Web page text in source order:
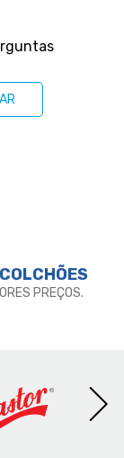
COLCHÕES
PREÇOS.